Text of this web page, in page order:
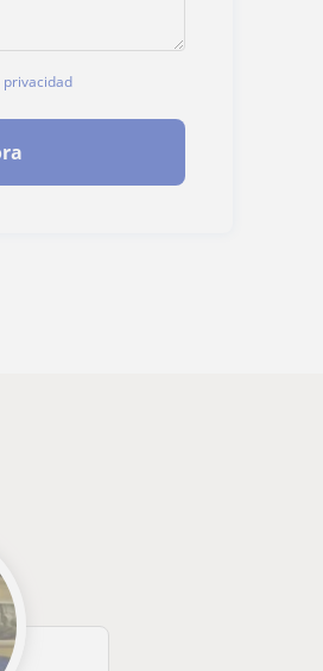
privacidad